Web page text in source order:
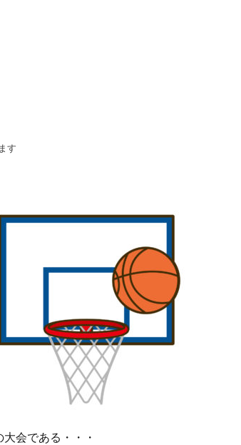
す
会である・・・